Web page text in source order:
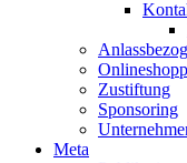
Zustiftung
Sponsoring
Meta